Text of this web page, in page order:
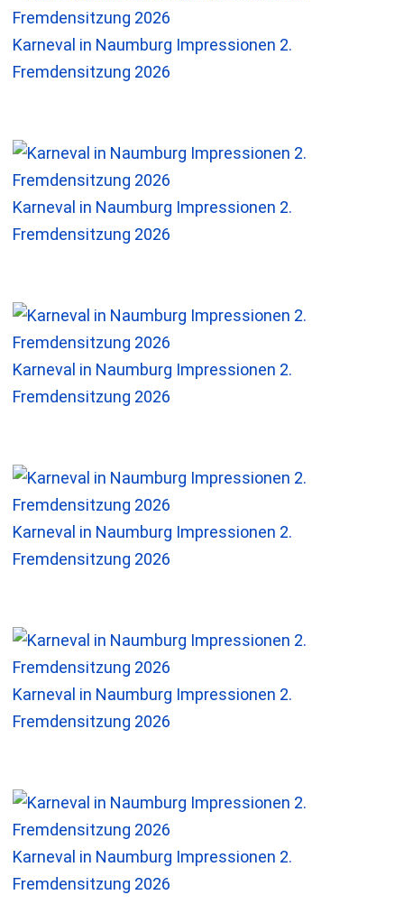
Karneval in Naumburg Impressionen 2.
Fremdensitzung 2026
Karneval in Naumburg Impressionen 2.
Fremdensitzung 2026
Karneval in Naumburg Impressionen 2.
Fremdensitzung 2026
Karneval in Naumburg Impressionen 2.
Fremdensitzung 2026
Karneval in Naumburg Impressionen 2.
Fremdensitzung 2026
Karneval in Naumburg Impressionen 2.
Fremdensitzung 2026